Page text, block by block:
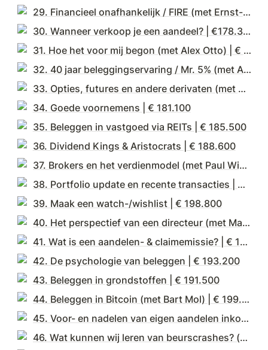
29. Financieel onafhankelijk / FIRE (met Ernst-Jan Pfauth) | € 174.500
30. Wanneer verkoop je een aandeel? | €178.300
31. Hoe het voor mij begon (met Alex Otto) | € 176.800
32. 40 jaar beleggingservaring / Mr. 5% (met Alex Otto) | € 180.700
33. Opties, futures en andere derivaten (met Paul Wigt) | € 179.700
34. Goede voornemens | € 181.100
35. Beleggen in vastgoed via REITs | € 185.500
36. Dividend Kings & Aristocrats | € 188.600
37. Brokers en het verdienmodel (met Paul Wigt) | € 194.800
38. Portfolio update en recente transacties | € 195.100
39. Maak een watch-/wishlist | € 198.800
40. Het perspectief van een directeur (met Matthijs Storm, CEO Wereldhave) | € 201.400
41. Wat is een aandelen- & claimemissie? | € 192.600
42. De psychologie van beleggen | € 193.200
43. Beleggen in grondstoffen | € 191.500
44. Beleggen in Bitcoin (met Bart Mol) | € 199.500
45. Voor- en nadelen van eigen aandelen inkopen | € 197.200
46. Wat kunnen wij leren van beurscrashes? (met Paul Wigt) | € 198.300